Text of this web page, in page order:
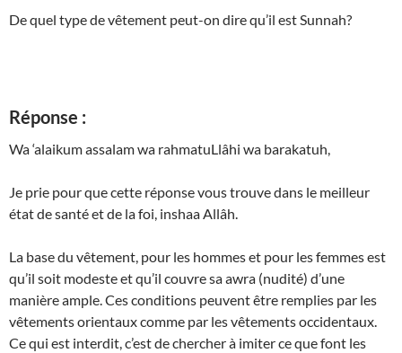
De quel type de vêtement peut-on dire qu’il est Sunnah?
Réponse :
Wa ‘alaikum assalam wa rahmatuLlâhi wa barakatuh,
Je prie pour que cette réponse vous trouve dans le meilleur
état de santé et de la foi, inshaa Allâh.
La base du vêtement, pour les hommes et pour les femmes est
qu’il soit modeste et qu’il couvre sa awra (nudité) d’une
manière ample. Ces conditions peuvent être remplies par les
vêtements orientaux comme par les vêtements occidentaux.
Ce qui est interdit, c’est de chercher à imiter ce que font les